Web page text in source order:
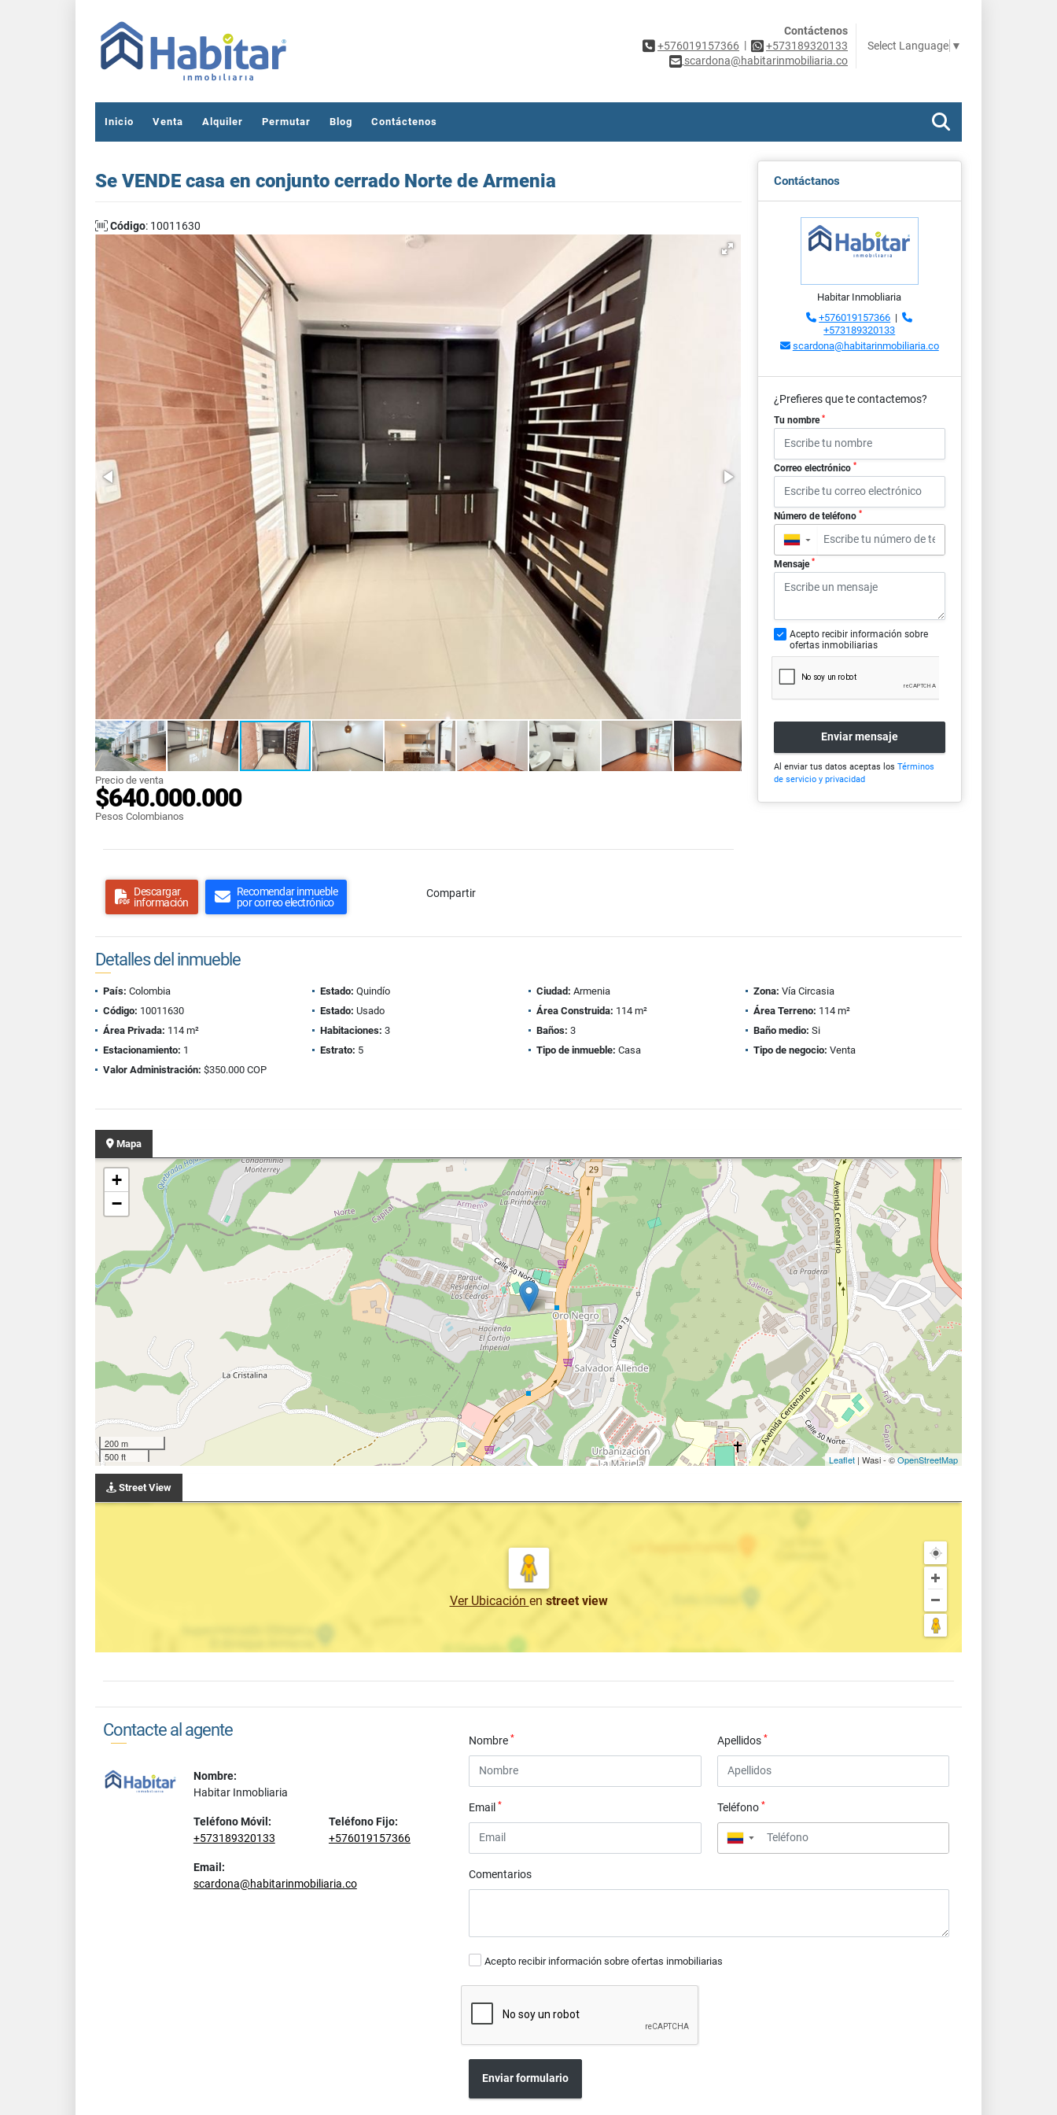
Contáctenos
+576019157366 |
+573189320133
scardona@habitarinmobiliaria.co
Select Language ▼
Inicio Venta Alquiler Permutar Blog Contáctenos
Se VENDE casa en conjunto cerrado Norte de Armenia
Código: 10011630
Precio de venta
$640.000.000
Pesos Colombianos
Descargar
información
Recomendar inmueble
por correo electrónico
Compartir
Contáctanos
Habitar Inmobliaria
+576019157366 |
+573189320133
scardona@habitarinmobiliaria.co
¿Prefieres que te contactemos?
Tu nombre *
Correo electrónico *
Número de teléfono *
▼
Mensaje *
Acepto recibir información sobre
ofertas inmobiliarias
Enviar mensaje
Al enviar tus datos aceptas los Términos
de servicio y privacidad
Detalles del inmueble
País: Colombia Estado: Quindío Ciudad: Armenia Zona: Vía Circasia
Código: 10011630 Estado: Usado Área Construida: 114 m² Área Terreno: 114 m²
Área Privada: 114 m² Habitaciones: 3 Baños: 3 Baño medio: Si
Estacionamiento: 1 Estrato: 5 Tipo de inmueble: Casa Tipo de negocio: Venta
Valor Administración: $350.000 COP
Mapa
+
−
200 m
500 ft
Leaflet | Wasi - ©OpenStreetMap
Street View
Ver Ubicación en street view
Contacte al agente
Nombre:
Habitar Inmobliaria
Teléfono Móvil:
+573189320133
Teléfono Fijo:
+576019157366
Email:
scardona@habitarinmobiliaria.co
Nombre* Apellidos *
Email* Teléfono *
▼
Comentarios
Acepto recibir información sobre ofertas inmobiliarias
Enviar formulario